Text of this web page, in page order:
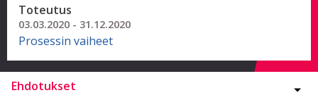
Toteutus
03.03.2020 - 31.12.2020
Prosessin vaiheet
Ehdotukset